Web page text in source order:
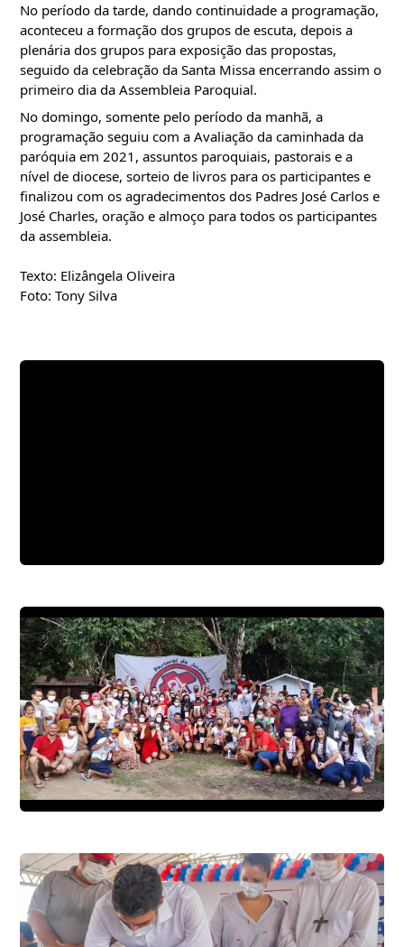
No período da tarde, dando continuidade a programação,
aconteceu a formação dos grupos de escuta, depois a
plenária dos grupos para exposição das propostas,
seguido da celebração da Santa Missa encerrando assim o
primeiro dia da Assembleia Paroquial.
No domingo, somente pelo período da manhã, a
programação seguiu com a Avaliação da caminhada da
paróquia em 2021, assuntos paroquiais, pastorais e a
nível de diocese, sorteio de livros para os participantes e
finalizou com os agradecimentos dos Padres José Carlos e
José Charles, oração e almoço para todos os participantes
da assembleia.
Texto: Elizângela Oliveira
Foto: Tony Silva